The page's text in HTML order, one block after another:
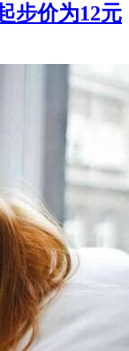
步价为12元